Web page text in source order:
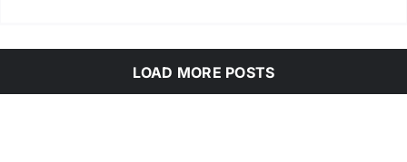
LOAD MORE POSTS